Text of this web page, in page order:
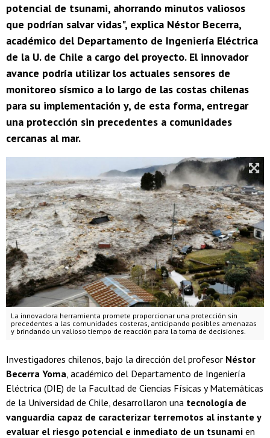
potencial de tsunami, ahorrando minutos valiosos
que podrían salvar vidas", explica Néstor Becerra,
académico del Departamento de Ingeniería Eléctrica
de la U. de Chile a cargo del proyecto. El innovador
avance podría utilizar los actuales sensores de
monitoreo sísmico a lo largo de las costas chilenas
para su implementación y, de esta forma, entregar
una protección sin precedentes a comunidades
cercanas al mar.
La innovadora herramienta promete proporcionar una protección sin
precedentes a las comunidades costeras, anticipando posibles amenazas
y brindando un valioso tiempo de reacción para la toma de decisiones.
Investigadores chilenos, bajo la dirección del profesor Néstor
Becerra Yoma , académico del Departamento de Ingeniería
Eléctrica (DIE) de la Facultad de Ciencias Físicas y Matemáticas
de la Universidad de Chile, desarrollaron una tecnología de
vanguardia capaz de caracterizar terremotos al instante y
evaluar el riesgo potencial e inmediato de un tsunami en